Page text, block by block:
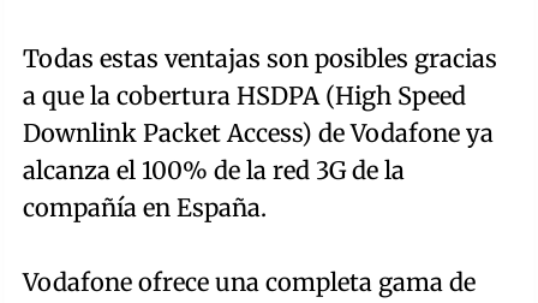
Todas estas ventajas son posibles gracias
a que la cobertura HSDPA (High Speed
Downlink Packet Access) de Vodafone ya
alcanza el 100% de la red 3G de la
compañía en España.
Vodafone ofrece una completa gama de